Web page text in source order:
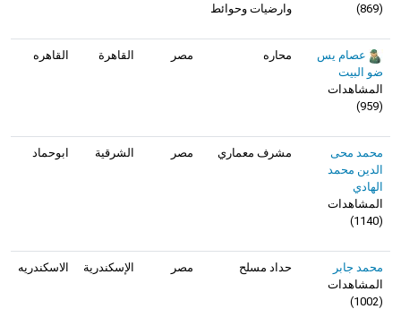
(
869
)
وارضيات وحوائط
عصام يس
ضو البيت
المشاهدات
(
959
)
محاره مصر القاهرة القاهره
محمد محى
الدين محمد
الهادي
المشاهدات
(
1140
)
مشرف معماري مصر الشرقية ابوحماد
محمد جابر
المشاهدات
(
1002
)
حداد مسلح مصر الإسكندرية الاسكندريه